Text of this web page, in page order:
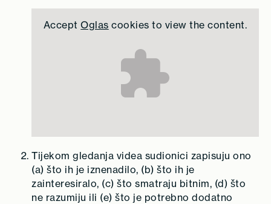
AcceptOglas cookies to view the content.
Tijekom gledanja videa sudionici zapisuju ono
(a) što ih je iznenadilo, (b) što ih je
zainteresiralo, (c) što smatraju bitnim, (d) što
ne razumiju ili (e) što je potrebno dodatno